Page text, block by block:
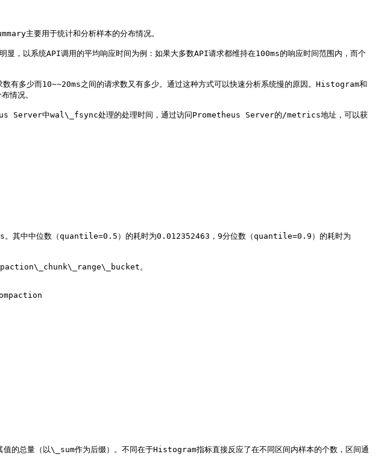
主要用于统计和分析样本的分布情况。
显，以系统API调用的平均响应时间为例：如果大多数API请求都维持在100ms的响应时间范围内，而个
有多少而10~~20ms之间的请求数又有多少。通过这种方式可以快速分析系统慢的原因。Histogram和
情况。
中wal\_fsync处理的处理时间，通过访问Prometheus Server的/metrics地址，可以获
其中中位数（quantile=0.5）的耗时为0.012352463，9分位数（quantile=0.9）的耗时为
。
总量（以\_sum作为后缀）。不同在于Histogram指标直接反应了在不同区间内样本的个数，区间通